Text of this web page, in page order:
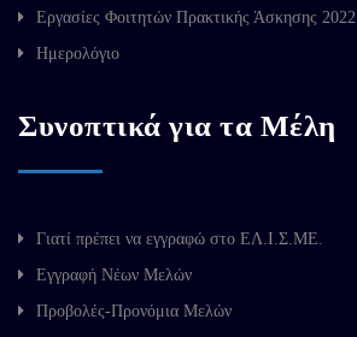
Εργασίες Φοιτητών Πρακτικής Άσκησης 2022
Ημερολόγιο
Συνοπτικά για τα Μέλη
Γιατί πρέπει να εγγραφώ στο ΕΛ.Ι.Σ.ΜΕ.
Εγγραφή Νέων Μελών
Προβολές-Προνόμια Μελών